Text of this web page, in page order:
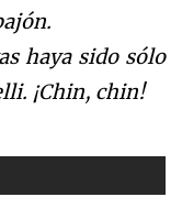
ón.
haya sido sólo
¡Chin, chin!